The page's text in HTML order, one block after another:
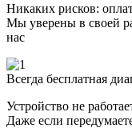
Никаких рисков:
Мы уверены в своей
нас
Всегда бесплатная
Устройство не
Даже если